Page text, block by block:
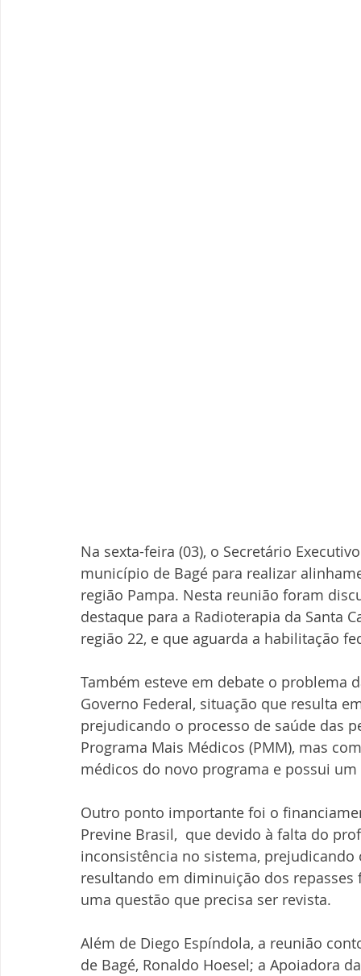
Na sexta-feira (03), o Secretário
município de Bagé para realizar
região Pampa. Nesta reunião foram
destaque para a Radioterapia da Santa
região 22, e que aguarda a habilitação
Também esteve em debate o problema
Governo Federal, situação que resulta
prejudicando o processo de saúde das
Programa Mais Médicos (PMM), mas
médicos do novo programa e possui
Outro ponto importante foi o
Previne Brasil,  que devido à falta do
inconsistência no sistema,
resultando em diminuição dos
uma questão que precisa ser revista.
Além de Diego Espíndola, a reunião
de Bagé, Ronaldo Hoesel; a Apoiadora